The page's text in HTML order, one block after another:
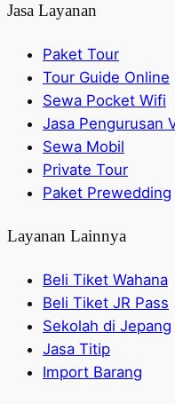
Jasa Layanan
Paket Tour
Tour Guide Online
Sewa Pocket Wifi
Jasa Pengurusan
Sewa Mobil
Private Tour
Paket Prewedding
Layanan Lainnya
Beli Tiket Wahana
Beli Tiket JR Pass
Sekolah di Jepang
Jasa Titip
Import Barang